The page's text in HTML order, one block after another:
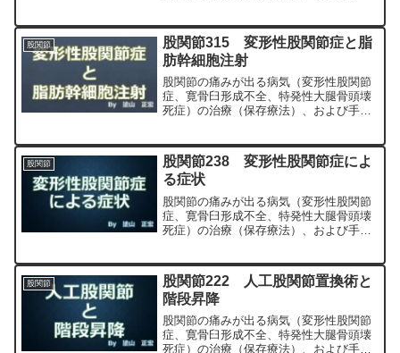
科専門医（人工関節手術を専門）の塗山
正宏が色々と説明します。
股関節
股関節315 変形性股関節症と脂
肪幹細胞注射
股関節の痛みが出る病気（変形性股関節
症、寛骨臼形成不全、特発性大腿骨頭壊
死症）の治療（保存療法）、および手術
科専門医（人工関節手術を専門）の塗山
正宏が色々と説明します。
股関節
股関節238 変形性股関節症によ
る症状
股関節の痛みが出る病気（変形性股関節
症、寛骨臼形成不全、特発性大腿骨頭壊
死症）の治療（保存療法）、および手術
科専門医（人工関節手術を専門）の塗山
正宏が色々と説明します。
股関節
股関節222 人工股関節置換術と
階段昇降
股関節の痛みが出る病気（変形性股関節
症、寛骨臼形成不全、特発性大腿骨頭壊
死症）の治療（保存療法）、および手術